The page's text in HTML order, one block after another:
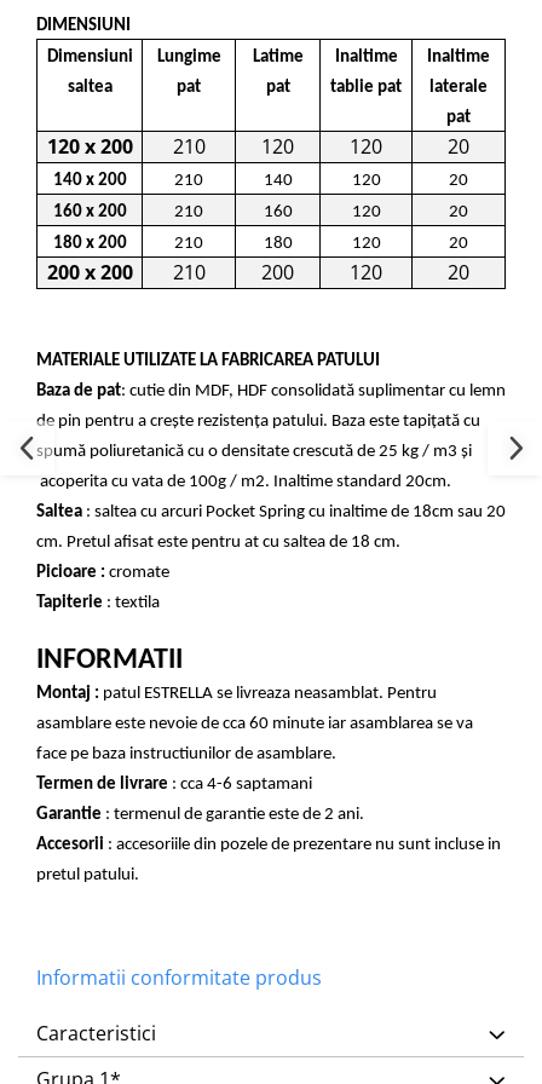
DIMENSIUNI
Dimensiuni
saltea
Lungime
pat
Latime
pat
Inaltime
tablie pat
Inaltime
laterale
pat
120 x 200 210 120 120 20
140 x 200 210 140 120
20
160 x 200
210 160 120
20
180 x 200
210 180 120 20
200 x 200 210 200 120 20
MATERIALE UTILIZATE LA FABRICAREA PATULUI
Baza de pat: cutie din MDF, HDF consolidată suplimentar cu lemn
de pin pentru a crește rezistența patului. Baza este tapițată cu
spumă poliuretanică cu o densitate crescută de 25 kg / m3 și
acoperita cu vata de 100g / m2. Inaltime standard 20cm.
Saltea : saltea cu arcuri Pocket Spring cu inaltime de 18cm sau 20
cm. Pretul afisat este pentru at cu saltea de 18 cm.
Picioare : cromate
Tapiterie : textila
INFORMATII
Montaj : patul ESTRELLA se livreaza neasamblat. Pentru
asamblare este nevoie de cca 60 minute iar asamblarea se va
face pe baza instructiunilor de asamblare.
Termen de livrare : cca 4-6 saptamani
Garantie : termenul de garantie este de 2 ani.
Accesorii : accesoriile din pozele de prezentare nu sunt incluse in
pretul patului.
Informatii conformitate produs
Caracteristici